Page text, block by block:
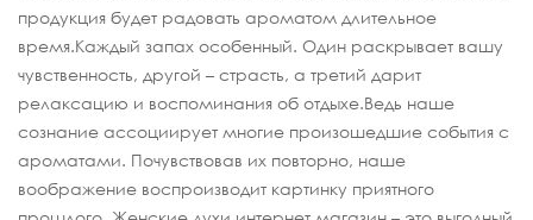
продукция будет радовать ароматом длительное
время.Каждый запах особенный. Один раскрывает вашу
чувственность, другой – страсть, а третий дарит
релаксацию и воспоминания об отдыхе.Ведь наше
сознание ассоциирует многие произошедшие события с
ароматами. Почувствовав их повторно, наше
воображение воспроизводит картинку приятного